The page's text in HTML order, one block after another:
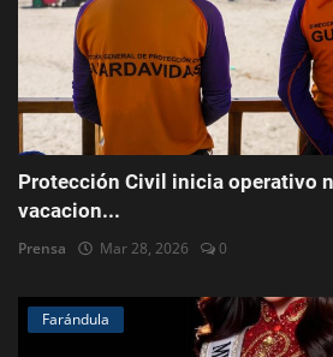
Protección Civil inicia operativo
vacacion...
Prensa Mar 28, 2026 0
Farándula